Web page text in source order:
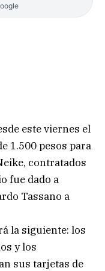
este viernes el
1.500 pesos para
contratados
fue dado a
Tassano a
la siguiente: los
y los
sus tarjetas de